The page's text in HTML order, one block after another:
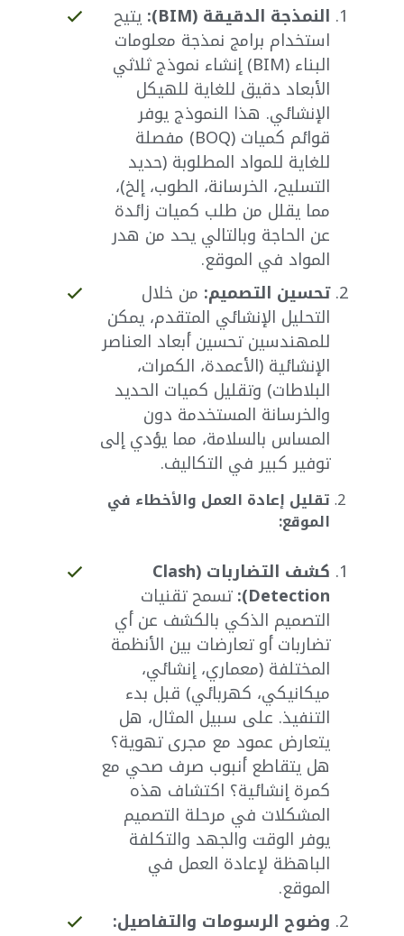
النمذجة الدقيقة (BIM): يتيح
استخدام برامج نمذجة معلومات
البناء (BIM) إنشاء نموذج ثلاثي
الأبعاد دقيق للغاية للهيكل
الإنشائي. هذا النموذج يوفر
قوائم كميات (BOQ) مفصلة
للغاية للمواد المطلوبة (حديد
التسليح، الخرسانة، الطوب، إلخ)،
مما يقلل من طلب كميات زائدة
عن الحاجة وبالتالي يحد من هدر
المواد في الموقع.
تحسين التصميم: من خلال
التحليل الإنشائي المتقدم، يمكن
للمهندسين تحسين أبعاد العناصر
الإنشائية (الأعمدة، الكمرات،
البلاطات) وتقليل كميات الحديد
والخرسانة المستخدمة دون
المساس بالسلامة، مما يؤدي إلى
توفير كبير في التكاليف.
تقليل إعادة العمل والأخطاء في
الموقع:
كشف التضاربات (Clash
Detection): تسمح تقنيات
التصميم الذكي بالكشف عن أي
تضاربات أو تعارضات بين الأنظمة
المختلفة (معماري، إنشائي،
ميكانيكي، كهربائي) قبل بدء
التنفيذ. على سبيل المثال، هل
يتعارض عمود مع مجرى تهوية؟
هل يتقاطع أنبوب صرف صحي مع
كمرة إنشائية؟ اكتشاف هذه
المشكلات في مرحلة التصميم
يوفر الوقت والجهد والتكلفة
الباهظة لإعادة العمل في
الموقع.
وضوح الرسومات والتفاصيل: